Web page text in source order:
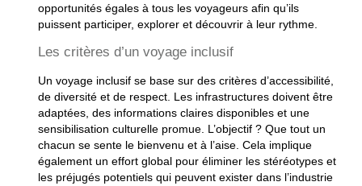
opportunités égales à tous les voyageurs afin qu’ils
puissent participer, explorer et découvrir à leur rythme.
Les critères d’un voyage inclusif
Un voyage inclusif se base sur des critères d’accessibilité,
de diversité et de respect. Les infrastructures doivent être
adaptées, des informations claires disponibles et une
sensibilisation culturelle promue. L’objectif ? Que tout un
chacun se sente le bienvenu et à l’aise. Cela implique
également un effort global pour éliminer les stéréotypes et
les préjugés potentiels qui peuvent exister dans l’industrie